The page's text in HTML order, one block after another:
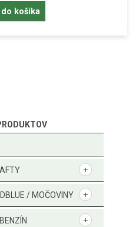
/ MOČOVINY
košíka